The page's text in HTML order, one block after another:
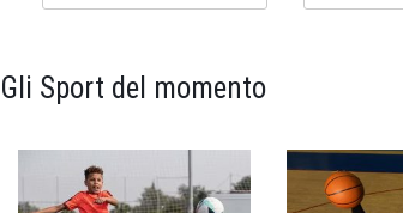
Gli Sport del momento